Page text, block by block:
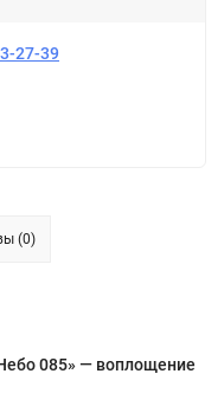
27-39
(0)
085» — воплощение